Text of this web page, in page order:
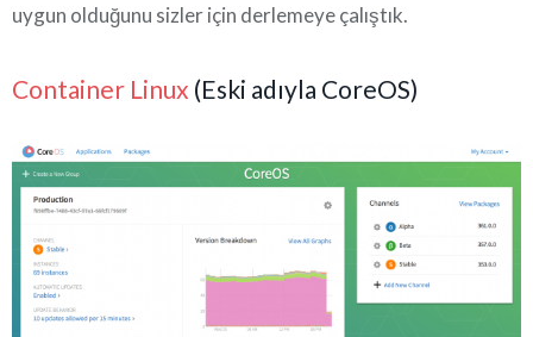
uygun olduğunu sizler için derlemeye çalıştık.
Container Linux (Eski adıyla CoreOS)